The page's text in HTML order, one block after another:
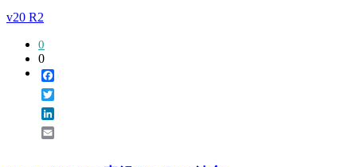
v20 R2
0
0